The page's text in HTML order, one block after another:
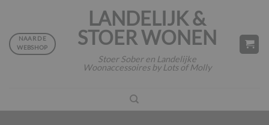
inhoud
LANDELIJK &
STOER WONEN
Stoer Sober en Landelijke
Woonaccessoires by Lots of Molly
NAAR DE
WEBSHOP